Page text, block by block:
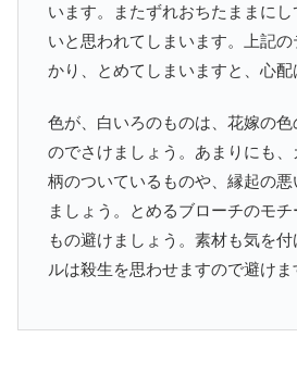
います。またずれおちたままに
いと思われてしまいます。上記
かり、とめてしまいますと、心配
色が、白いろのものは、花嫁の
のでさけましょう。あまりにも
柄のついているものや、縁起の
ましょう。とめるブローチのモ
もの避けましょう。素材も気を
ルは殺生を思わせますので避けま